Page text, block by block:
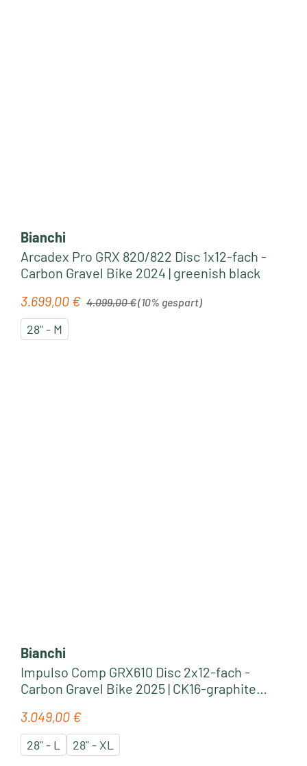
Bianchi
Arcadex Pro GRX 820/822 Disc 1x12-fach -
Carbon Gravel Bike 2024 | greenish black
Verkaufspreis:
3.699,00 € Regulärer Preis:
4.099,00 €(10% gespart)
28" - M
Bianchi
Impulso Comp GRX610 Disc 2x12-fach -
Carbon Gravel Bike 2025 | CK16-graphite
Regulärer Preis:
3.049,00 €
28" - L 28" - XL